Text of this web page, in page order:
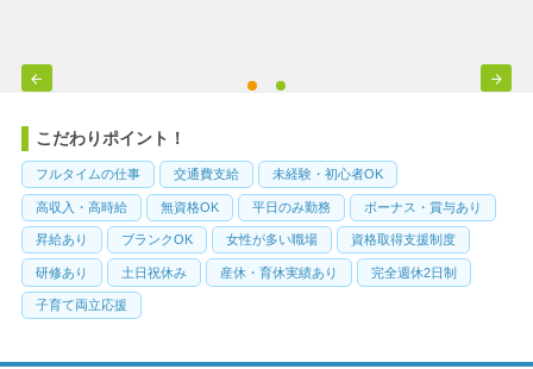
 
こだわりポイント！
フルタイムの仕事 交通費支給 未経験・初心者OK
高収入・高時給 無資格OK 平日のみ勤務 ボーナス・賞与あり
昇給あり ブランクOK 女性が多い職場 資格取得支援制度
研修あり 土日祝休み 産休・育休実績あり 完全週休2日制
子育て両立応援